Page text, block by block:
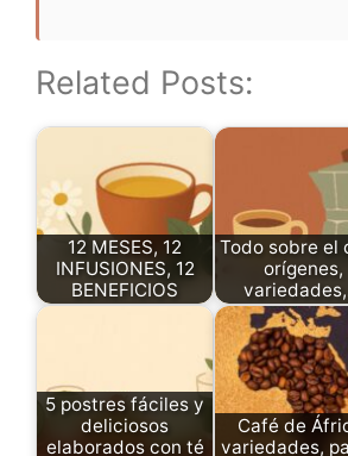
Related Posts:
12 MESES, 12
INFUSIONES, 12
BENEFICIOS
Todo sobre el
orígenes,
5 postres fáciles y
deliciosos
elaborados con té
Café de
variedades,